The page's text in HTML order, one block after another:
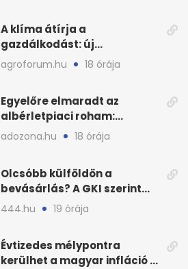
A klíma átírja a
gazdálkodást: új
megoldásokat keres a
mezőgazdaság
agroforum.hu 18 órája
Egyelőre elmaradt az
albérletpiaci roham:
ennyibe kerülnek a kiadó
adozona.hu 18 órája
Olcsóbb külföldön a
bevásárlás? A GKI szerint
zárkózott a magyar árszint
444.hu 19 órája
Évtizedes mélypontra
kerülhet a magyar infláció a